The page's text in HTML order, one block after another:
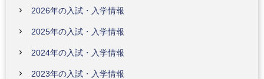
2026年の入試・入学情報
2025年の入試・入学情報
2024年の入試・入学情報
2023年の入試・入学情報